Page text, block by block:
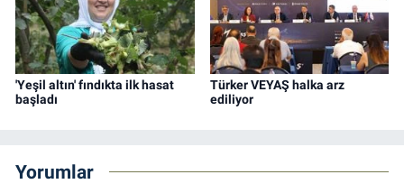
'Yeşil altın' fındıkta ilk hasat
başladı
Türker VEYAŞ halka arz
ediliyor
Yorumlar